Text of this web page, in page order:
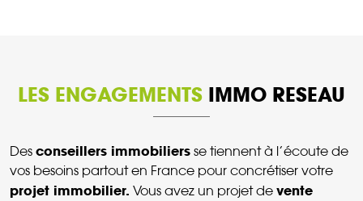
LES ENGAGEMENTS IMMO RESEAU
Des conseillers immobiliers se tiennent à l’écoute de
vos besoins partout en France pour concrétiser votre
projet immobilier. Vous avez un projet de vente